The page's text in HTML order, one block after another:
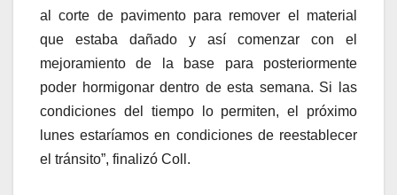
al corte de pavimento para remover el material
que estaba dañado y así comenzar con el
mejoramiento de la base para posteriormente
poder hormigonar dentro de esta semana. Si las
condiciones del tiempo lo permiten, el próximo
lunes estaríamos en condiciones de reestablecer
el tránsito”, finalizó Coll.